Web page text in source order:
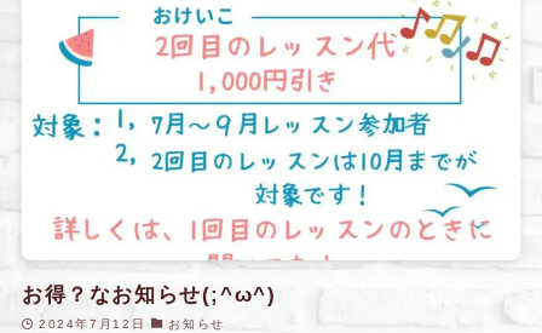
お得？なお知らせ(;^ω^)
2024年7月12日 お知らせ